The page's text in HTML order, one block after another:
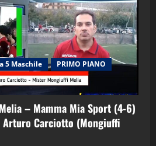
5 Maschile
PRIMO PIANO
– Mamma Mia Sport (4-6)
Carciotto (Mongiuffi